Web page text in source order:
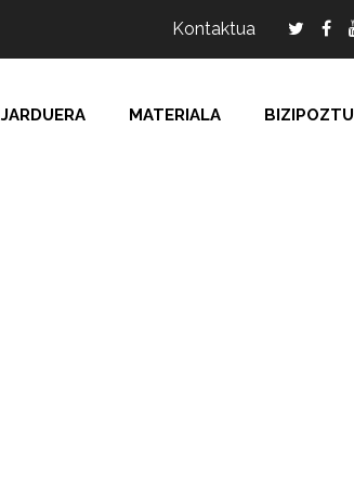
Kontaktua
JARDUERA MATERIALA BIZIPOZTU